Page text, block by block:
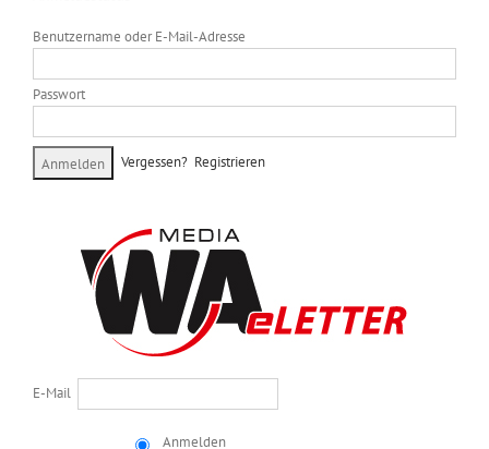
Benutzername oder E-Mail-Adresse
Passwort
Vergessen? Registrieren
E-Mail
Anmelden